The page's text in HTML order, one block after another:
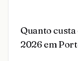
Quanto
2026 em